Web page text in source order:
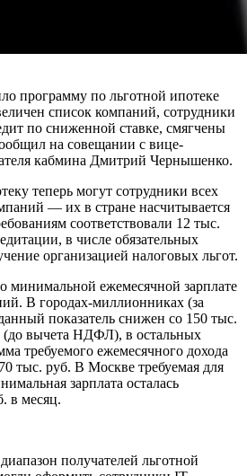
программу по льготной ипотеке
список компаний, сотрудники
по сниженной ставке, смягчены
на совещании с вице-
кабмина Дмитрий Чернышенко.
теперь могут сотрудники всех
— их в стране насчитывается
соответствовали 12 тыс.
в числе обязательных
организацией налоговых льгот.
минимальной ежемесячной зарплате
В городах-миллионниках (за
показатель снижен со 150 тыс.
(до вычета НДФЛ), в остальных
требуемого ежемесячного дохода
тыс. руб. В Москве требуемая для
зарплата осталась
в месяц.
получателей льготной